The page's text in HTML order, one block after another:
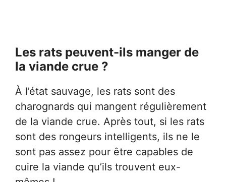
Les rats peuvent-ils manger de
la viande crue ?
À l’état sauvage, les rats sont des
charognards qui mangent régulièrement
de la viande crue. Après tout, si les rats
sont des rongeurs intelligents, ils ne le
sont pas assez pour être capables de
cuire la viande qu’ils trouvent eux-